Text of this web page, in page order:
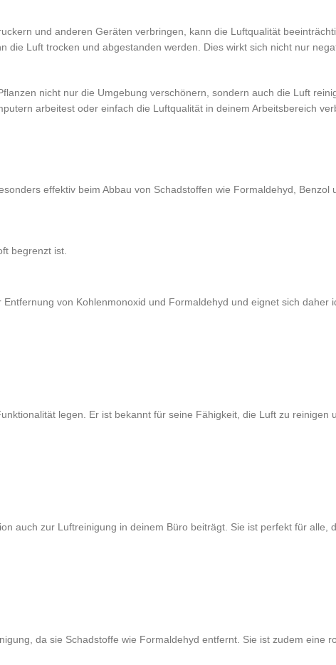
und anderen Geräten verbringen, kann die Luftqualität
Luft trocken und abgestanden werden. Dies wirkt sich nicht nur
nicht nur die Umgebung verschönern, sondern auch die Luft
arbeitest oder einfach die Luftqualität in deinem Arbeitsbereich
effektiv beim Abbau von Schadstoffen wie Formaldehyd, Benzol
begrenzt ist.
von Kohlenmonoxid und Formaldehyd und eignet sich daher
legen. Er ist bekannt für seine Fähigkeit, die Luft zu reinigen
auch zur Luftreinigung in deinem Büro beiträgt. Sie ist perfekt für alle,
da sie Schadstoffe wie Formaldehyd entfernt. Sie ist zudem eine